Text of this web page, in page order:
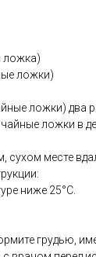
ложка)
ложки)
ложки) два
ложки в
сухом месте
ниже 25°C.
грудью,